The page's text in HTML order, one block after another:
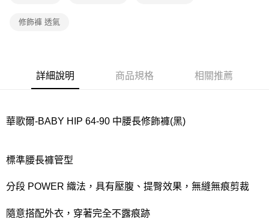
離島
每筆NT$80，滿NT$1,000(含以上)免運費
修飾褲 透氣
詳細說明 商品規格 相關推薦
華歌爾-BABY HIP 64-90 中腰長修飾褲(黑)
標準腰長褲管型
分段 POWER 織法，具有壓腹、提臀效果，無縫無痕剪裁
隨意搭配外衣，穿著完全不露痕跡